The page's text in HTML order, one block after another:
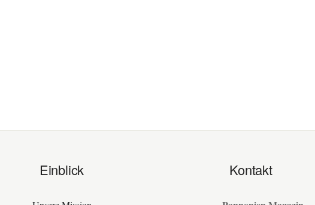
Einblick Kontakt